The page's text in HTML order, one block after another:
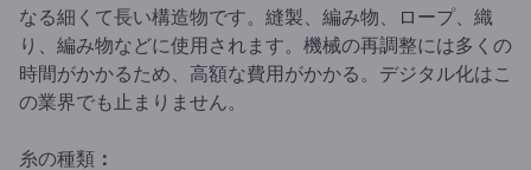
なる細くて長い構造物です。縫製、編み物、ロープ、織
り、編み物などに使用されます。機械の再調整には多くの
時間がかかるため、高額な費用がかかる。デジタル化はこ
の業界でも止まりません。
糸の種類 ：